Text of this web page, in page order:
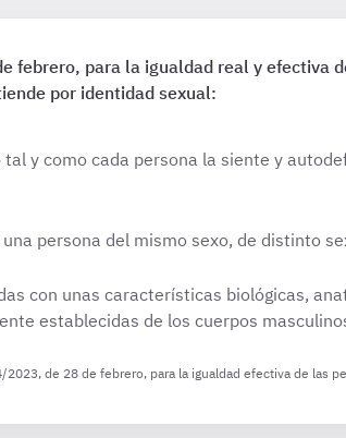
febrero, para la igualdad real y efectiva
por identidad sexual:
y como cada persona la siente y
persona del mismo sexo, de distinto
con unas características biológicas,
establecidas de los cuerpos
de 28 de febrero, para la igualdad efectiva de las